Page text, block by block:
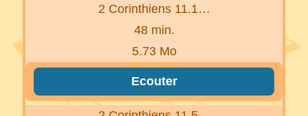
2 Corinthiens 11.1…
48 min.
5.73 Mo
Ecouter